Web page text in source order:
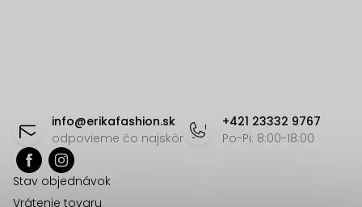
a
info@erikafashion.sk
odpovieme čo najskôr
+421 23332 9767
Po-Pi: 8:00-18:00
Stav objednávok
Vrátenie tovaru